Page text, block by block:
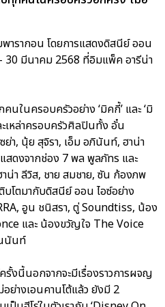
รากอน โดยการแสดงดิสนีย์ ออน
30 มีนาคม 2568 ที่อิมแพ็ค อารีน่า
ในครอบครัวอย่าง ‘มิคกี้’ และ ‘มิ
เหล่าครอบครัวศิลปินทั้ง อั๋น
ย่า, นุ้ย สุจิรา, เอ็ม อภินันท์, ฮาน่า
ดงจากช่อง 7 พล พูลภัทร และ
น่า ลีวิส, ชาย สมชาย, ซัน ก้องภพ
บโตมากับดิสนีย์ ออน ไอซ์อย่าง
อูน ชนิสรา, ตู่ Soundtiss, น้อง
และ น้องขวัญใจ The Voice
นันท์
งนี้นอกจากจะมีเรื่องราวการผจญ
อย่างเอนคานโต้แล้ว ยังมี 2